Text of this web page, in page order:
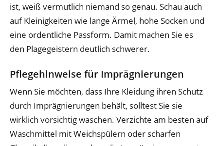
ist, weiß vermutlich niemand so genau. Schau auch
auf Kleinigkeiten wie lange Ärmel, hohe Socken und
eine ordentliche Passform. Damit machen Sie es
den Plagegeistern deutlich schwerer.
Pflegehinweise für Imprägnierungen
Wenn Sie möchten, dass Ihre Kleidung ihren Schutz
durch Imprägnierungen behält, solltest Sie sie
wirklich vorsichtig waschen. Verzichte am besten auf
Waschmittel mit Weichspülern oder scharfen